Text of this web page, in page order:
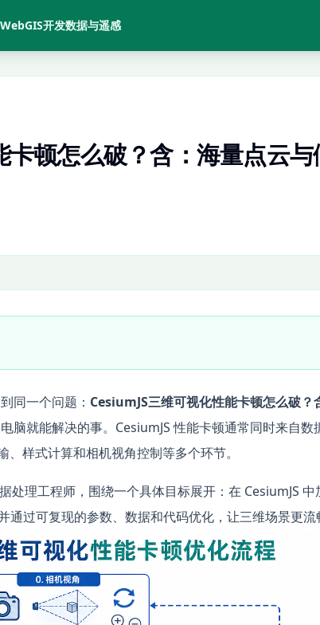
WebGIS开发数据与遥感
顿怎么破？含：海量点云
同一个问题： CesiumJS三维可视化性能卡顿怎么破？
脑就能解决的事。CesiumJS 性能卡顿通常同时来自数
样式计算和相机视角控制等多个环节。
处理工程师，围绕一个具体目标展开：在 CesiumJS 中
过可复现的参数、数据和代码优化，让三维场景更流